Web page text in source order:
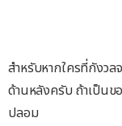
สำหรับหากใครที่กังวล
ด้านหลังครับ ถ้าเป็นข
ปลอม